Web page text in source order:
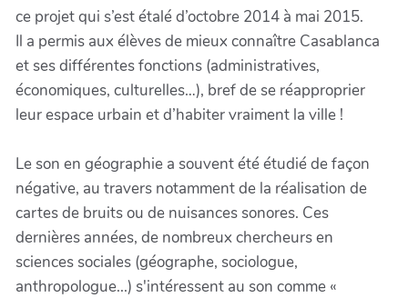
ce projet qui s’est étalé d’octobre 2014 à mai 2015.
Il a permis aux élèves de mieux connaître Casablanca
et ses différentes fonctions (administratives,
économiques, culturelles…), bref de se réapproprier
leur espace urbain et d’habiter vraiment la ville !
Le son en géographie a souvent été étudié de façon
négative, au travers notamment de la réalisation de
cartes de bruits ou de nuisances sonores. Ces
dernières années, de nombreux chercheurs en
sciences sociales (géographe, sociologue,
anthropologue...) s'intéressent au son comme «